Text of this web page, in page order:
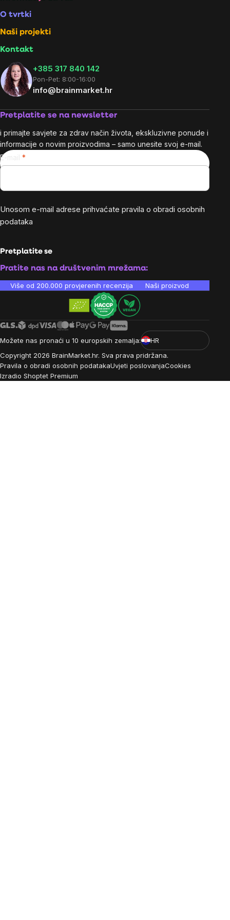
O tvrtki
Naši projekti
Kontakt
+385 317 840 142
Pon-Pet: 8:00-16:00
info@brainmarket.hr
Pretplatite se na newsletter
i primajte savjete za zdrav način života, ekskluzivne ponude i
informacije o novim proizvodima – samo unesite svoj e-mail.
E-mail
Unosom e-mail adrese prihvaćate pravila o obradi osobnih
podataka
Pretplatite se
Pratite nas na društvenim mrežama:
Više od 200.000 provjerenih recenzija Naši proizvodi su
Možete nas pronaći u 10 europskih zemalja:
HR
Copyright 2026 BrainMarket.hr. Sva prava pridržana.
Pravila o obradi osobnih podatakaUvjeti poslovanjaCookies
Izradio Shoptet Premium